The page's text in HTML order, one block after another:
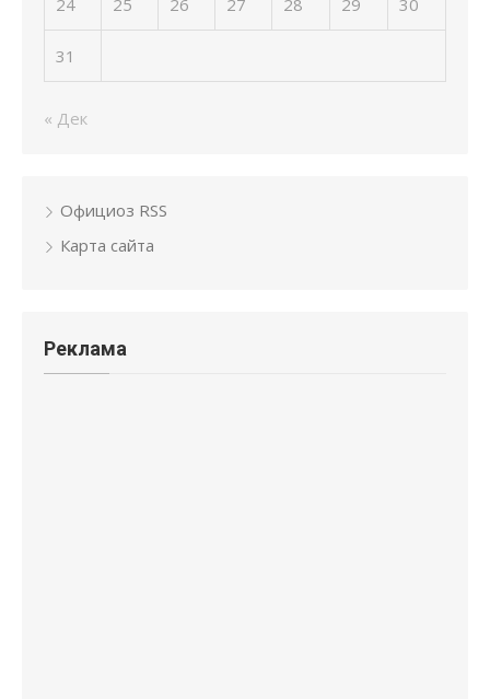
31
« Дек
Официоз RSS
Карта сайта
Реклама